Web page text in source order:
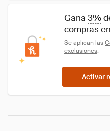
Gana 3%
compras
Se aplican las
exclusiones.
Activar